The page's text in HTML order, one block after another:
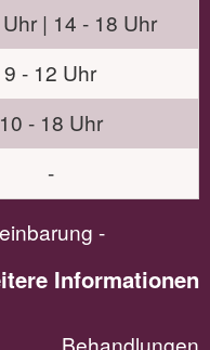
| 14 - 18 Uhr
9 - 12 Uhr
10 - 18 Uhr
-
-
Informationen
Behandlungen